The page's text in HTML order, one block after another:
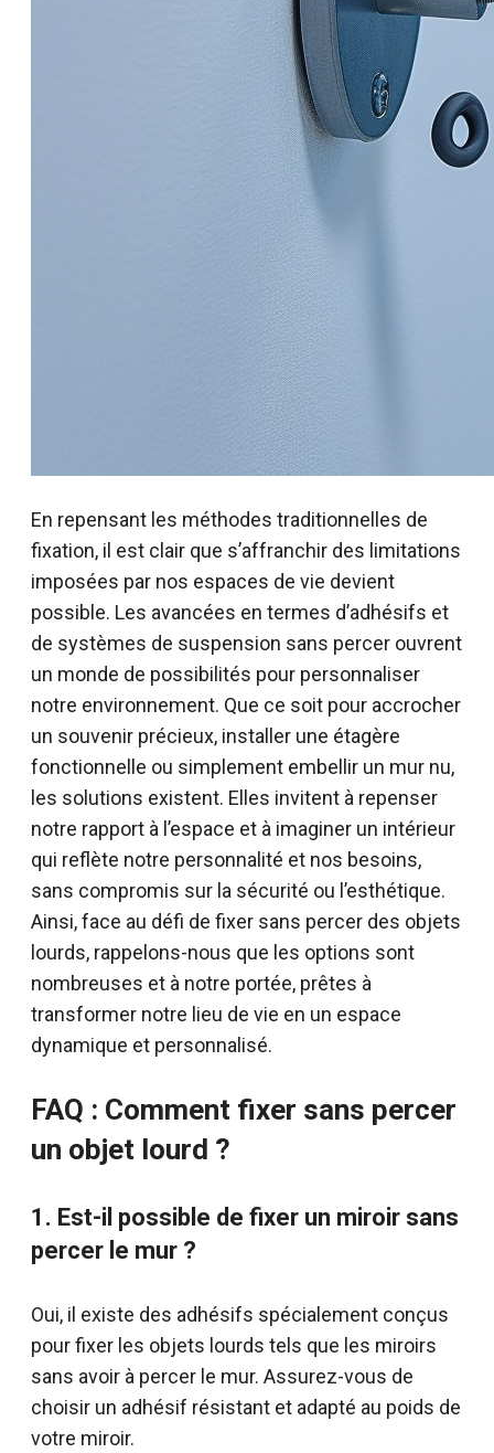
En repensant les méthodes traditionnelles de
fixation, il est clair que s’affranchir des limitations
imposées par nos espaces de vie devient
possible. Les avancées en termes d’adhésifs et
de systèmes de suspension sans percer ouvrent
un monde de possibilités pour personnaliser
notre environnement. Que ce soit pour accrocher
un souvenir précieux, installer une étagère
fonctionnelle ou simplement embellir un mur nu,
les solutions existent. Elles invitent à repenser
notre rapport à l’espace et à imaginer un intérieur
qui reflète notre personnalité et nos besoins,
sans compromis sur la sécurité ou l’esthétique.
Ainsi, face au défi de fixer sans percer des objets
lourds, rappelons-nous que les options sont
nombreuses et à notre portée, prêtes à
transformer notre lieu de vie en un espace
dynamique et personnalisé.
FAQ : Comment fixer sans percer
un objet lourd ?
1. Est-il possible de fixer un miroir sans
percer le mur ?
Oui, il existe des adhésifs spécialement conçus
pour fixer les objets lourds tels que les miroirs
sans avoir à percer le mur. Assurez-vous de
choisir un adhésif résistant et adapté au poids de
votre miroir.